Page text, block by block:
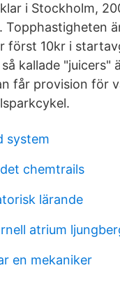
i Stockholm,
Topphastigheten
först 10kr i
kallade "juicers"
får provision för
system
chemtrails
lärande
atrium
en mekaniker